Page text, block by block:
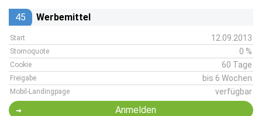
45 Werbemittel
Start 12.09.2013
Stornoquote 0 %
Cookie 60 Tage
Freigabe bis 6 Wochen
Mobil-Landingpage verfügbar
Anmelden